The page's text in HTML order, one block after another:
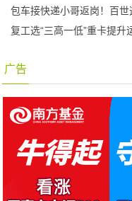
包车接快递小哥返岗！百
复工选“三高一低”重卡提升
广告